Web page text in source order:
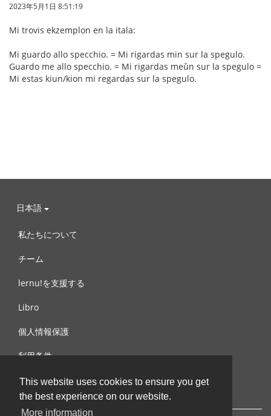
This website uses cookies to ensure you get
the best experience on our website.
More information
2023年5月1日 8:51:19
Mi trovis ekzemplon en la itala:
Mi guardo allo specchio. = Mi rigardas min sur la spegulo.
Guardo me allo specchio. = Mi rigardas meŭn sur la spegulo =
Mi estas kiun/kion mi regardas sur la spegulo.
日本語
私たちについて
チーム
lernu!を支援する
Libro
個人情報保護
利用条件
お問合せ